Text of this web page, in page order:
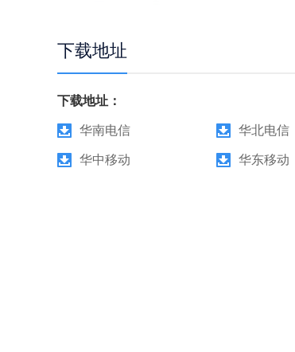
下载地址
下载地址：
华南电信 华北电信
华中移动 华东移动